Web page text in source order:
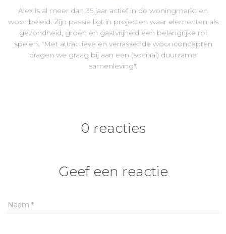
Alex is al meer dan 35 jaar actief in de woningmarkt en
woonbeleid. Zijn passie ligt in projecten waar elementen als
gezondheid, groen en gastvrijheid een belangrijke rol
spelen. "Met attractieve en verrassende woonconcepten
dragen we graag bij aan een (sociaal) duurzame
samenleving".
0 reacties
Geef een reactie
Naam *